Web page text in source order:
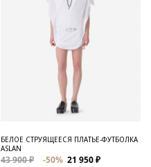
БЕЛОЕ СТРУЯЩЕЕСЯ ПЛАТЬЕ-ФУТБОЛКА
ASLAN
43 900 ₽ -50% 21 950 ₽